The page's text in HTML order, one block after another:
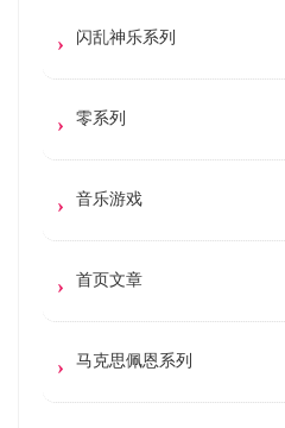
闪乱神乐系列
零系列
音乐游戏
首页文章
马克思佩恩系列